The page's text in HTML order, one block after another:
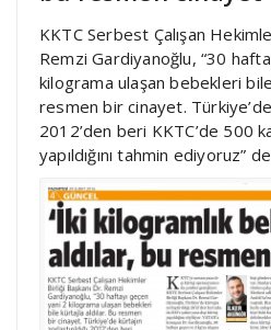
KKTC Serbest Çalışan
Remzi Gardiyanoğlu, “30
kilograma ulaşan bebekleri
resmen bir cinayet. Türkiye’de
2012’den beri KKTC’de 500
yapıldığını tahmin ediyoruz”